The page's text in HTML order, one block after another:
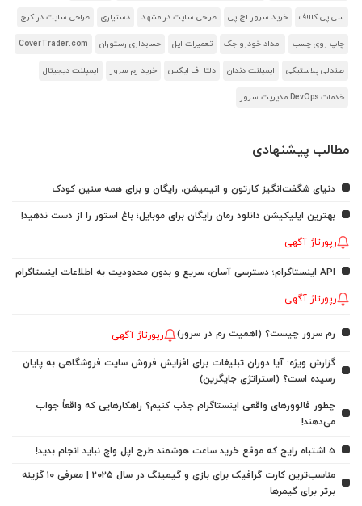
سی پی کالاف خرید سرور اچ پی طراحی سایت در مشهد دستیاری طراحی سایت در کرج
چاپ روی چسب امداد خودرو جک تعمیرات اپل حسابداری رستوران CoverTrader.com
صندلی پلاستیکی ایمپلنت دندان دلتا اف ایکس خرید رم سرور ایمپلنت دیجیتال
خدمات DevOps مدیریت سرور
مطالب پیشنهادی
دنیای شگفت‌انگیز کارتون و انیمیشن، رایگان و برای همه سنین کودک
بهترین اپلیکیشن دانلود رمان رایگان برای موبایل؛ باغ استور را از دست ندهید!
رپورتاژ آگهی
API اینستاگرام؛ دسترسی آسان، سریع و بدون محدودیت به اطلاعات اینستاگرام
رپورتاژ آگهی
رم سرور چیست؟ (اهمیت رم در سرور) رپورتاژ آگهی
گزارش ویژه: آیا دوران تبلیغات برای افزایش فروش سایت فروشگاهی به پایان
رسیده است؟ (استراتژی جایگزین)
چطور فالوورهای واقعی اینستاگرام جذب کنیم؟ راهکارهایی که واقعاً جواب
می‌دهند!
5 اشتباه رایج که موقع خرید ساعت هوشمند طرح اپل واچ نباید انجام بدید!
مناسب‌ترین کارت گرافیک برای بازی و گیمینگ در سال ۲۰۲۵ | معرفی ۱۰ گزینه
برتر برای گیمرها